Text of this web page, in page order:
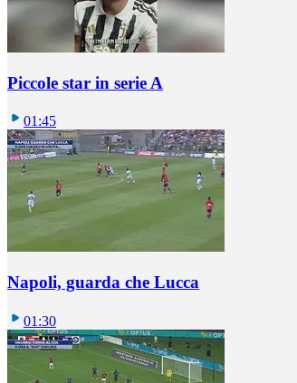
Piccole star in serie A
01:45
Napoli, guarda che Lucca
01:30